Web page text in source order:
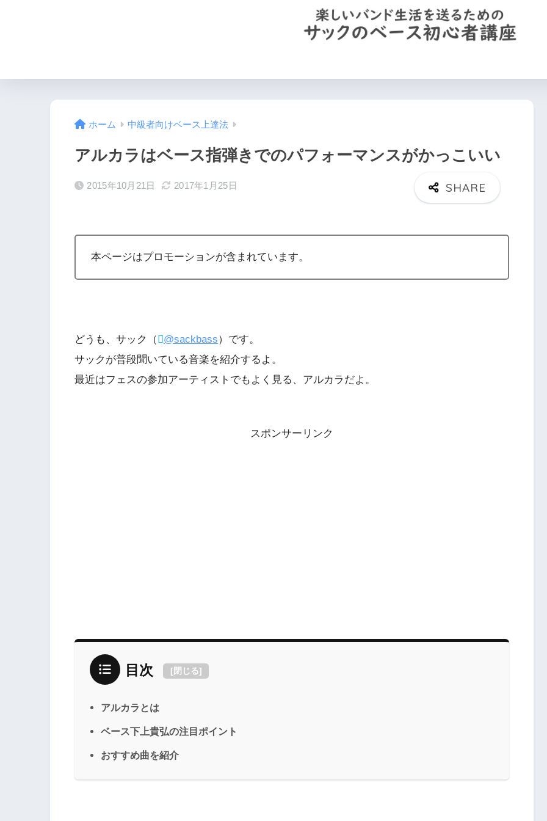
ホーム 中級者向けベース上達法
アルカラはベース指弾きでのパフォーマンスがかっこいい
2015年10月21日 2017年1月25日
本ページはプロモーションが含まれています。
どうも、サック（ @sackbass）です。
サックが普段聞いている音楽を紹介するよ。
最近はフェスの参加アーティストでもよく見る、アルカラだよ。
スポンサーリンク
目次 [閉じる]
アルカラとは
ベース下上貴弘の注目ポイント
おすすめ曲を紹介